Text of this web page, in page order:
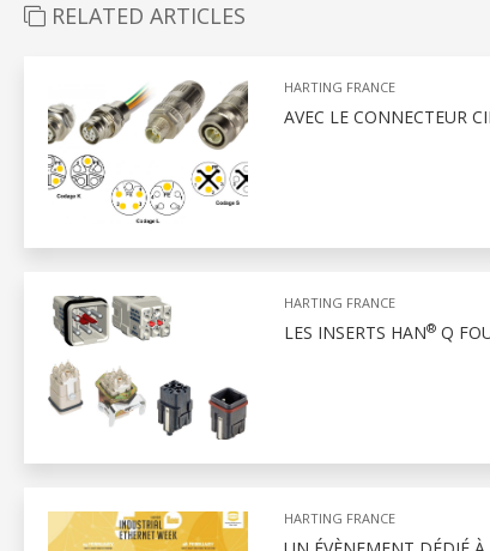
RELATED ARTICLES
HARTING FRANCE
AVEC LE CONNECTEUR
HARTING FRANCE
LES INSERTS HAN®Q
HARTING FRANCE